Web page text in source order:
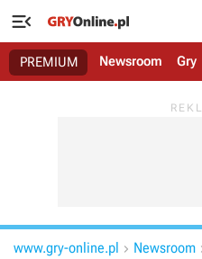

PREMIUM Newsroom Gry
www.gry-online.pl  Newsroom